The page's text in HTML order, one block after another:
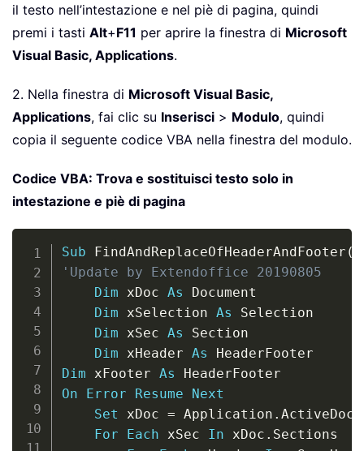
il testo nell’intestazione e nel piè di pagina, quindi
premi i tasti Alt+F11 per aprire la finestra di Microsoft
Visual Basic, Applications.
2. Nella finestra di Microsoft Visual Basic,
Applications, fai clic su Inserisci > Modulo, quindi
copia il seguente codice VBA nella finestra del modulo.
Codice VBA: Trova e sostituisci testo solo in
intestazione e piè di pagina
Sub FindAndReplaceOfHeaderAndFooter (
'Update by Extendoffice 20190805
Dim xDoc As Document
Dim xSelection As Selection
Dim xSec As Section
Dim xHeader As
Dim xFooter As
On
Error Resume
Next
Set xDoc = Application .
For
Each xSec In xDoc . Sections
Copy